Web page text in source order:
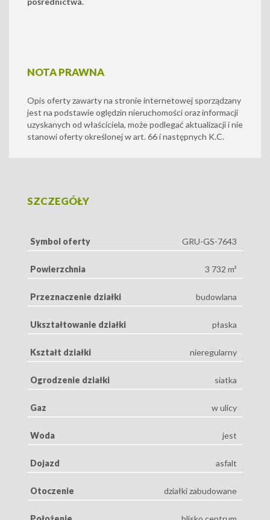
NOTA PRAWNA
Opis oferty zawarty na stronie internetowej sporządzany
jest na podstawie oględzin nieruchomości oraz informacji
uzyskanych od właściciela, może podlegać aktualizacji i nie
stanowi oferty określonej w art. 66 i następnych K.C.
SZCZEGÓŁY
Symbol oferty GRU-GS-7643
Powierzchnia 3 732 m²
Przeznaczenie działki budowlana
Ukształtowanie działki płaska
Kształt działki nieregularny
Ogrodzenie działki siatka
Gaz w ulicy
Woda jest
Dojazd asfalt
Otoczenie działki zabudowane